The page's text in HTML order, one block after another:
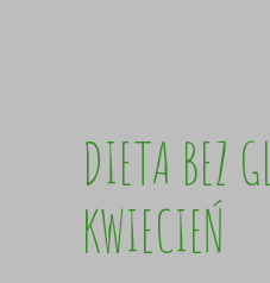
DIETA BEZ
KWIECIEŃ